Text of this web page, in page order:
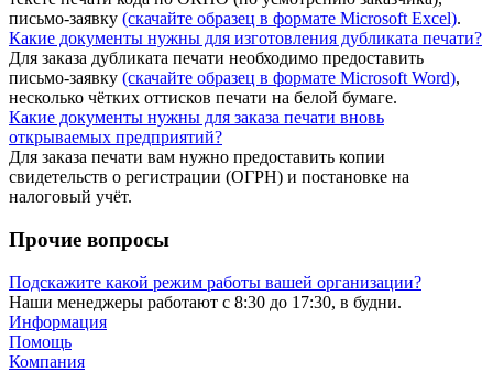
письмо-заявку (скачайте образец в формате Microsoft Excel).
Какие документы нужны для изготовления дубликата печати?
Для заказа дубликата печати необходимо предоставить
письмо-заявку (скачайте образец в формате Microsoft Word),
несколько чётких оттисков печати на белой бумаге.
Какие документы нужны для заказа печати вновь
открываемых предприятий?
Для заказа печати вам нужно предоставить копии
свидетельств о регистрации (ОГРН) и постановке на
налоговый учёт.
Прочие вопросы
Подскажите какой режим работы вашей организации?
Наши менеджеры работают с 8:30 до 17:30, в будни.
Информация
Помощь
Компания